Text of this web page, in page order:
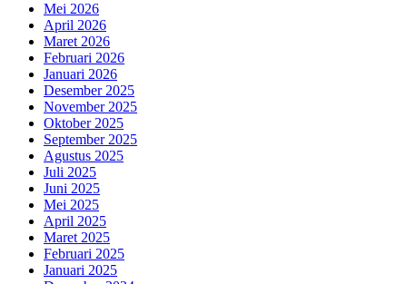
Mei 2026
April 2026
Maret 2026
Februari 2026
Januari 2026
Desember 2025
November 2025
Oktober 2025
September 2025
Agustus 2025
Juli 2025
Juni 2025
Mei 2025
April 2025
Maret 2025
Februari 2025
Januari 2025